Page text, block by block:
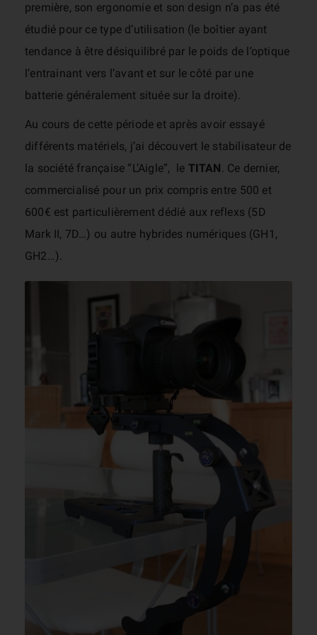
première, son ergonomie et son design n’a pas été
étudié pour ce type d’utilisation (le boîtier ayant
tendance à être désiquilibré par le poids de l’optique
l’entrainant vers l’avant et sur le côté par une
batterie généralement située sur la droite).
Au cours de cette période et après avoir essayé
différents matériels, j’ai découvert le stabilisateur de
la société française “L’Aigle”, le TITAN. Ce dernier,
commercialisé pour un prix compris entre 500 et
600€ est particulièrement dédié aux reflexs (5D
Mark II, 7D…) ou autre hybrides numériques (GH1,
GH2…).